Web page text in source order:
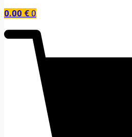
0.00 € 0